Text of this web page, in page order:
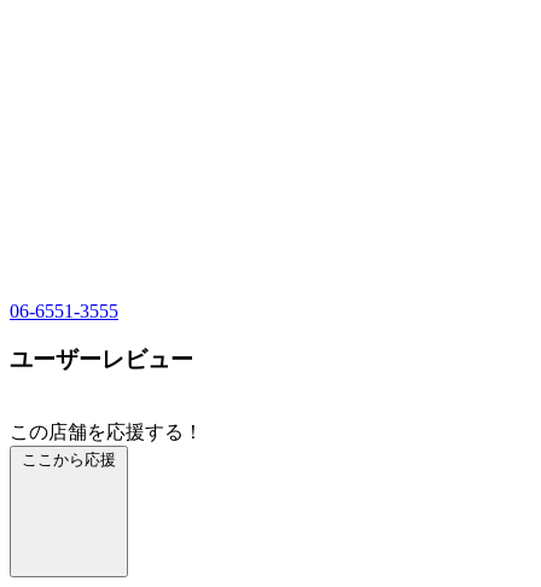
06-6551-3555
ユーザーレビュー
この店舗を応援する！
ここから応援